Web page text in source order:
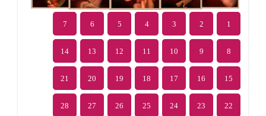
1
2
3
4
5
6
7
8
9
10
11
12
13
14
15
16
17
18
19
20
21
22
23
24
25
26
27
28